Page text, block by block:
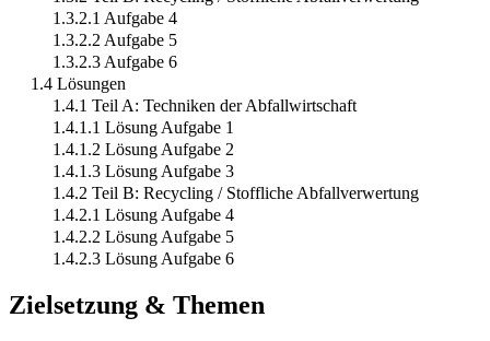
1.3.2.1 Aufgabe 4
1.3.2.2 Aufgabe 5
1.3.2.3 Aufgabe 6
1.4 Lösungen
1.4.1 Teil A: Techniken der Abfallwirtschaft
1.4.1.1 Lösung Aufgabe 1
1.4.1.2 Lösung Aufgabe 2
1.4.1.3 Lösung Aufgabe 3
1.4.2 Teil B: Recycling / Stoffliche Abfallverwertung
1.4.2.1 Lösung Aufgabe 4
1.4.2.2 Lösung Aufgabe 5
1.4.2.3 Lösung Aufgabe 6
Zielsetzung & Themen